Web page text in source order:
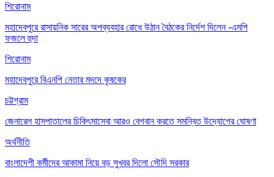
শিরোনাম
মহাদেবপুরে রাসায়নিক সারের অপব্যবহার রোধে উঠান বৈঠকের নির্দেশ দিলেন -এমপি
ফজলে হুদা
শিরোনাম
মহাদেবপুরে বিএনপি নেতার মদদে কৃষকের
চট্টগ্রাম
জেনারেল হাসপাতালের চিকিৎসাসেবা আরও বেগবান করতে সমন্বিত উদ্যোগের ঘোষণা
অর্থনীতি
বাংলাদেশী কর্মীদের আকামা নিয়ে বড় সুখবর দিলো সৌদি সরকার